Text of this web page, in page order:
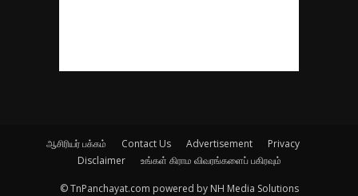
ஆசிரியர் பக்கம் Contact Us Advertisement
Privacy
Disclaimer
உங்கள் கிராம விவரங்களைப் பகிரவும்
© TnPanchayat.com powered by NH Media Solutions